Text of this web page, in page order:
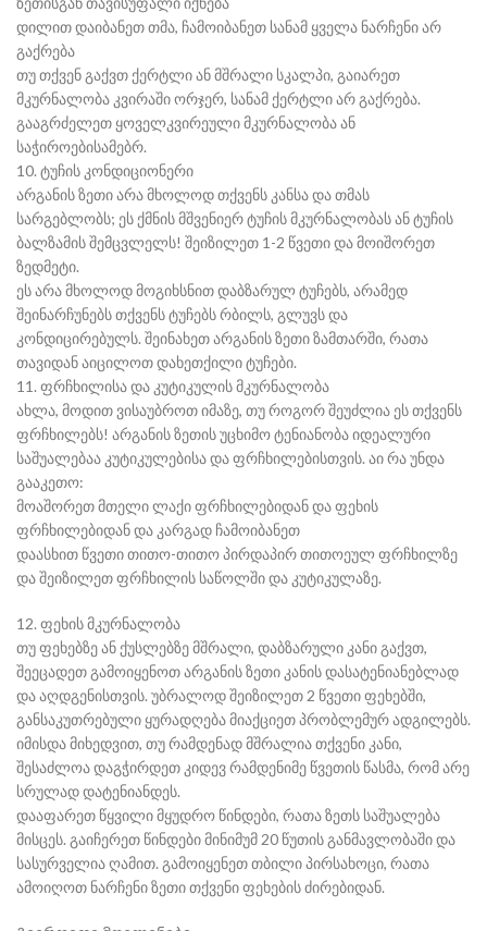
დილით დაიბანეთ თმა, ჩამოიბანეთ სანამ ყველა ნარჩენი არ
გაქრება
თუ თქვენ გაქვთ ქერტლი ან მშრალი სკალპი, გაიარეთ
მკურნალობა კვირაში ორჯერ, სანამ ქერტლი არ გაქრება.
გააგრძელეთ ყოველკვირეული მკურნალობა ან
საჭიროებისამებრ.
10. ტუჩის კონდიციონერი
არგანის ზეთი არა მხოლოდ თქვენს კანსა და თმას
სარგებლობს; ეს ქმნის მშვენიერ ტუჩის მკურნალობას ან ტუჩის
ბალზამის შემცვლელს! შეიზილეთ 1-2 წვეთი და მოიშორეთ
ზედმეტი.
ეს არა მხოლოდ მოგიხსნით დაბზარულ ტუჩებს, არამედ
შეინარჩუნებს თქვენს ტუჩებს რბილს, გლუვს და
კონდიცირებულს. შეინახეთ არგანის ზეთი ზამთარში, რათა
თავიდან აიცილოთ დახეთქილი ტუჩები.
11. ფრჩხილისა და კუტიკულის მკურნალობა
ახლა, მოდით ვისაუბროთ იმაზე, თუ როგორ შეუძლია ეს თქვენს
ფრჩხილებს! არგანის ზეთის უცხიმო ტენიანობა იდეალური
საშუალებაა კუტიკულებისა და ფრჩხილებისთვის. აი რა უნდა
გააკეთო:
მოაშორეთ მთელი ლაქი ფრჩხილებიდან და ფეხის
ფრჩხილებიდან და კარგად ჩამოიბანეთ
დაასხით წვეთი თითო-თითო პირდაპირ თითოეულ ფრჩხილზე
და შეიზილეთ ფრჩხილის საწოლში და კუტიკულაზე.
12. ფეხის მკურნალობა
თუ ფეხებზე ან ქუსლებზე მშრალი, დაბზარული კანი გაქვთ,
შეეცადეთ გამოიყენოთ არგანის ზეთი კანის დასატენიანებლად
და აღდგენისთვის. უბრალოდ შეიზილეთ 2 წვეთი ფეხებში,
განსაკუთრებული ყურადღება მიაქციეთ პრობლემურ ადგილებს.
იმისდა მიხედვით, თუ რამდენად მშრალია თქვენი კანი,
შესაძლოა დაგჭირდეთ კიდევ რამდენიმე წვეთის წასმა, რომ არე
სრულად დატენიანდეს.
დააფარეთ წყვილი მყუდრო წინდები, რათა ზეთს საშუალება
მისცეს. გაიჩერეთ წინდები მინიმუმ 20 წუთის განმავლობაში და
სასურველია ღამით. გამოიყენეთ თბილი პირსახოცი, რათა
ამოიღოთ ნარჩენი ზეთი თქვენი ფეხების ძირებიდან.